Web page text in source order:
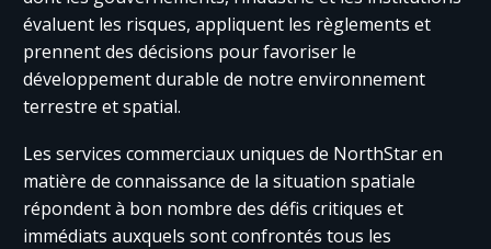
évaluent les risques, appliquent les règlements et
prennent des décisions pour favoriser le
développement durable de notre environnement
terrestre et spatial.
Les services commerciaux uniques de NorthStar en
matière de connaissance de la situation spatiale
répondent à bon nombre des défis critiques et
immédiats auxquels sont confrontés tous les